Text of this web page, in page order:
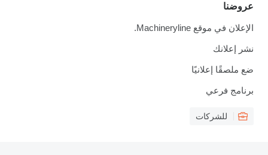
عروضنا
الإعلان في موقع Machineryline.
نشر إعلانك
ضع ملصقًا إعلانيًا
برنامج فرعي
للشركات